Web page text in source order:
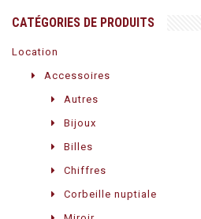
CATÉGORIES DE PRODUITS
Location
Accessoires
Autres
Bijoux
Billes
Chiffres
Corbeille nuptiale